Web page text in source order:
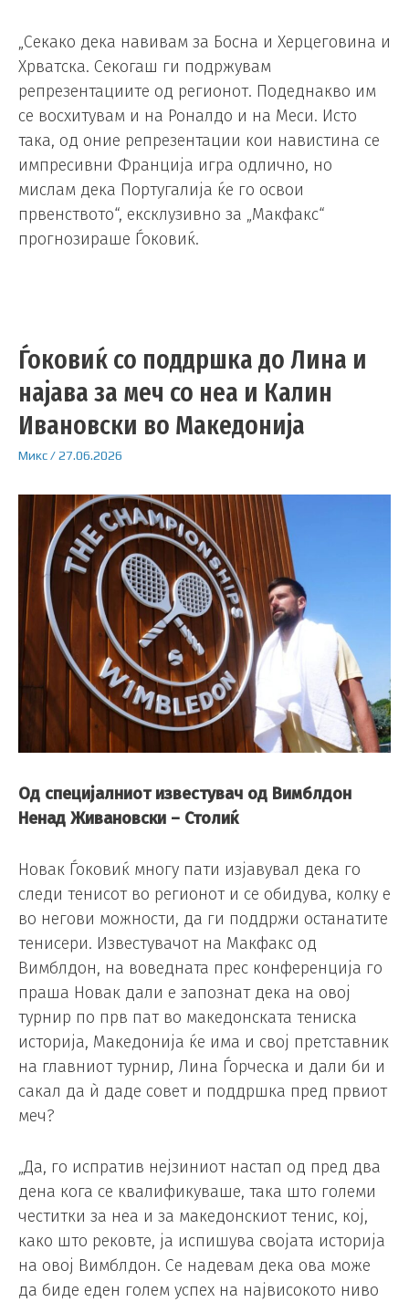
„Секако дека навивам за Босна и Херцеговина и
Хрватска. Секогаш ги подржувам
репрезентациите од регионот. Подеднакво им
се восхитувам и на Роналдо и на Меси. Исто
така, од оние репрезентации кои навистина се
импресивни Франција игра одлично, но
мислам дека Португалија ќе го освои
првенството“, ексклузивно за „Макфакс“
прогнозираше Ѓоковиќ.
Ѓоковиќ со поддршка до Лина и
најава за меч со неа и Калин
Ивановски во Македонија
Микс/27.06.2026
Од специјалниот известувач од Вимблдон
Ненад Живановски – Столиќ
Новак Ѓоковиќ многу пати изјавувал дека го
следи тенисот во регионот и се обидува, колку е
во негови можности, да ги поддржи останатите
тенисери. Известувачот на Макфакс од
Вимблдон, на воведната прес конференција го
праша Новак дали е запознат дека на овој
турнир по прв пат во македонската тениска
историја, Македонија ќе има и свој претставник
на главниот турнир, Лина Ѓорческа и дали би и
сакал да ѝ даде совет и поддршка пред првиот
меч?
„Да, го испратив нејзиниот настап од пред два
дена кога се квалификуваше, така што големи
честитки за неа и за македонскиот тенис, кој,
како што рековте, ја испишува својата историја
на овој Вимблдон. Се надевам дека ова може
да биде еден голем успех на највисокото ниво